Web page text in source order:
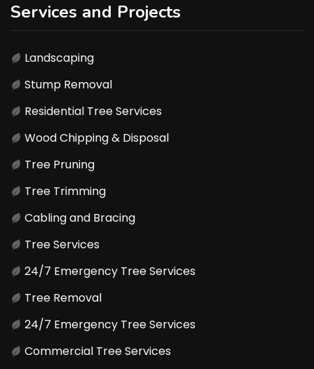
Services and Projects
Landscaping
Stump Removal
Residential Tree Services
Wood Chipping & Disposal
Tree Pruning
Tree Trimming
Cabling and Bracing
Tree Services
24/7 Emergency Tree Services
Tree Removal
24/7 Emergency Tree Services
Commercial Tree Services